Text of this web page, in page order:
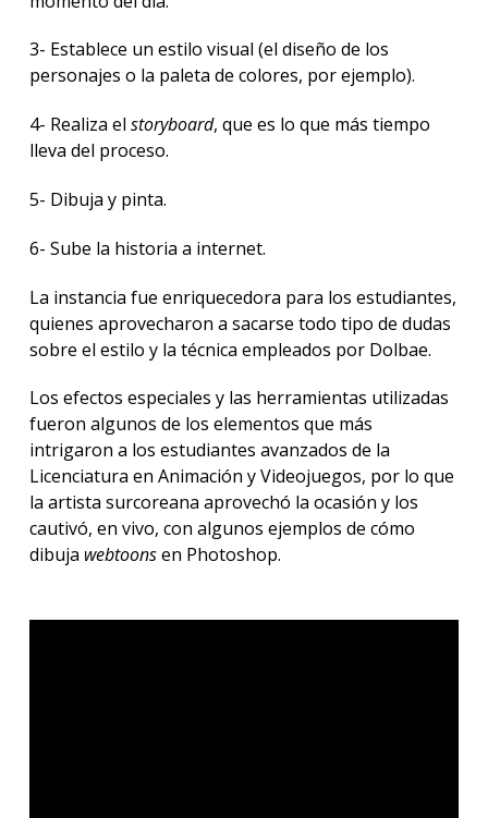
3- Establece un estilo visual (el diseño de los
personajes o la paleta de colores, por ejemplo).
4- Realiza el storyboard, que es lo que más tiempo
lleva del proceso.
5- Dibuja y pinta.
6- Sube la historia a internet.
La instancia fue enriquecedora para los estudiantes,
quienes aprovecharon a sacarse todo tipo de dudas
sobre el estilo y la técnica empleados por Dolbae.
Los efectos especiales y las herramientas utilizadas
fueron algunos de los elementos que más
intrigaron a los estudiantes avanzados de la
Licenciatura en Animación y Videojuegos, por lo que
la artista surcoreana aprovechó la ocasión y los
cautivó, en vivo, con algunos ejemplos de cómo
dibuja webtoonsen Photoshop.